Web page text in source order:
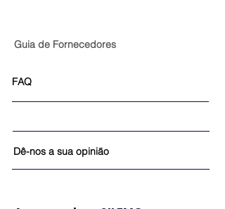
Guia de Fornecedores
Dê-nos a sua opinião
FAQ